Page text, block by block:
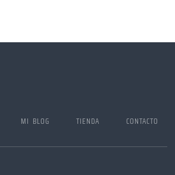
MI BLOG TIENDA CONTACTO